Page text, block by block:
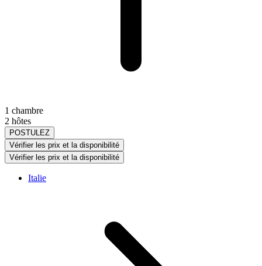
1 chambre
2 hôtes
POSTULEZ
Vérifier les prix et la disponibilité
Vérifier les prix et la disponibilité
Italie